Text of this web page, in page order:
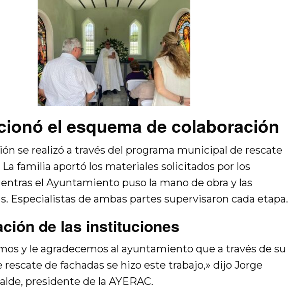
el esquema de colaboración
se realizó a través del programa municipal de rescate
La familia aportó los materiales solicitados por los
el Ayuntamiento puso la mano de obra y las
Especialistas de ambas partes supervisaron cada etapa.
de las instituciones
y le agradecemos al ayuntamiento que a través de su
rescate de fachadas se hizo este trabajo,» dijo Jorge
presidente de la AYERAC.